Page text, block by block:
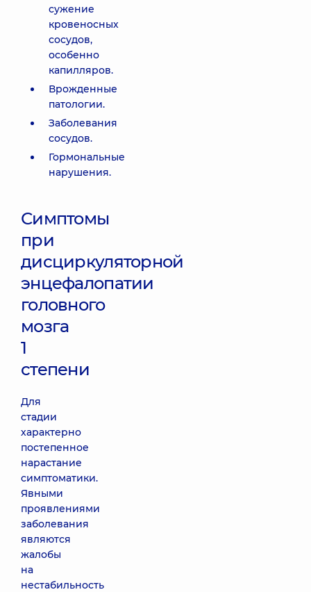
сужение
кровеносных
сосудов,
особенно
капилляров.
Врожденные
патологии.
Заболевания
сосудов.
Гормональные
нарушения.
Симптомы
при
дисциркуляторной
энцефалопатии
головного
мозга
1
степени
Для
стадии
характерно
постепенное
нарастание
симптоматики.
Явными
проявлениями
заболевания
являются
жалобы
на
нестабильность